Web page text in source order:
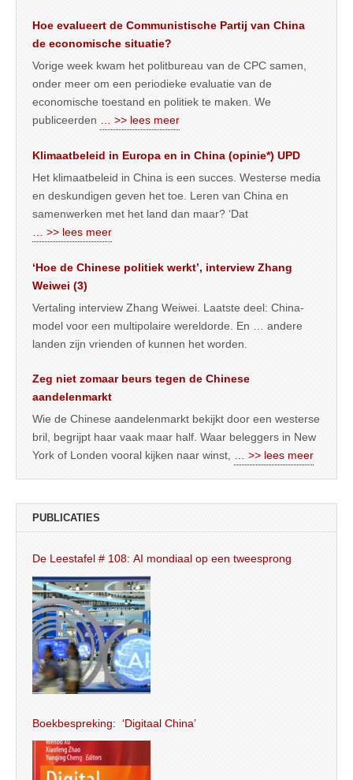
Hoe evalueert de Communistische Partij van China
de economische situatie?
Vorige week kwam het politbureau van de CPC samen,
onder meer om een periodieke evaluatie van de
economische toestand en politiek te maken. We
publiceerden
… >> lees meer
Klimaatbeleid in Europa en in China (opinie*) UPD
Het klimaatbeleid in China is een succes. Westerse media
en deskundigen geven het toe. Leren van China en
samenwerken met het land dan maar? ‘Dat
… >> lees meer
‘Hoe de Chinese politiek werkt’, interview Zhang
Weiwei (3)
Vertaling interview Zhang Weiwei. Laatste deel: China-
model voor een multipolaire wereldorde. En … andere
landen zijn vrienden of kunnen het worden.
Zeg niet zomaar beurs tegen de Chinese
aandelenmarkt
Wie de Chinese aandelenmarkt bekijkt door een westerse
bril, begrijpt haar vaak maar half. Waar beleggers in New
York of Londen vooral kijken naar winst,
… >> lees meer
PUBLICATIES
De Leestafel # 108: AI mondiaal op een tweesprong
Boekbespreking: ‘Digitaal China’